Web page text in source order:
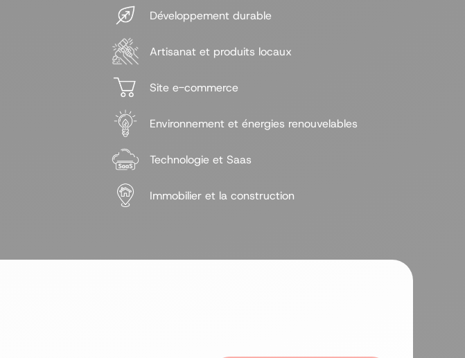
Développement durable
Artisanat et produits locaux
Site e-commerce
Environnement et énergies renouvelables
Technologie et Saas
Immobilier et la construction